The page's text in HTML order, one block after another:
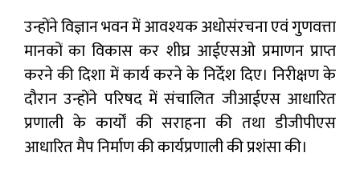
उन्होंने विज्ञान भवन में आवश्यक अधोसंरचना एवं गुणवत्ता
मानकों का विकास कर शीघ्र आईएसओ प्रमाणन प्राप्त
करने की दिशा में कार्य करने के निर्देश दिए। निरीक्षण के
दौरान उन्होंने परिषद में संचालित जीआईएस आधारित
प्रणाली के कार्यों की सराहना की तथा डीजीपीएस
आधारित मैप निर्माण की कार्यप्रणाली की प्रशंसा की।